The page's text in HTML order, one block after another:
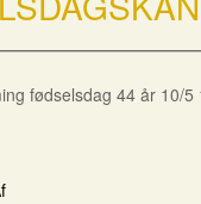
fødselsdag 44 år 10/5